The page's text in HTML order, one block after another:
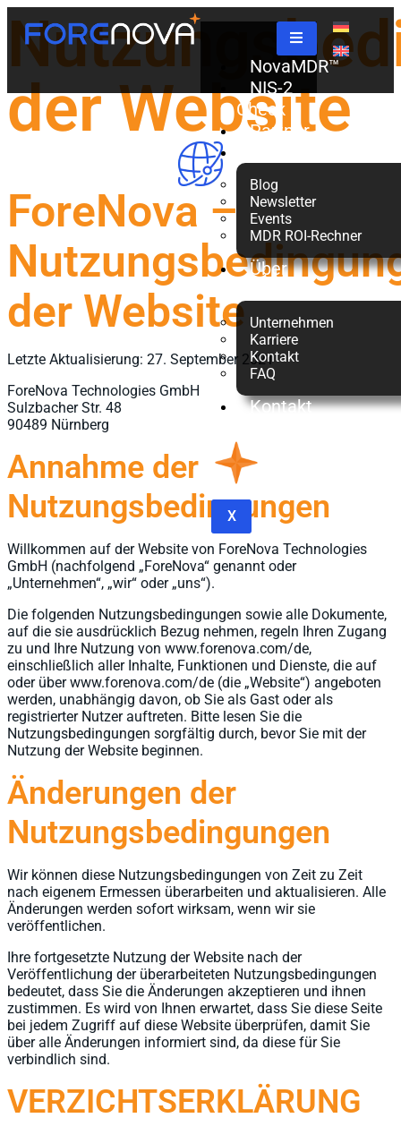
NovaMDR™
NIS-2
Check
Partner
Blog
Newsletter
Events
MDR ROI-Rechner
Über
Unternehmen
Karriere
Kontakt
FAQ
Kontakt
X
der Website
ForeNova –
der Website
Letzte Aktualisierung: 27. September 2021
ForeNova Technologies GmbH
Sulzbacher Str. 48
90489 Nürnberg
Annahme der
Nutzungsbedingungen
Willkommen auf der Website von ForeNova Technologies
GmbH (nachfolgend „ForeNova“ genannt oder
„Unternehmen“, „wir“ oder „uns“).
Die folgenden Nutzungsbedingungen sowie alle Dokumente,
auf die sie ausdrücklich Bezug nehmen, regeln Ihren Zugang
zu und Ihre Nutzung von www.forenova.com/de,
einschließlich aller Inhalte, Funktionen und Dienste, die auf
oder über www.forenova.com/de (die „Website“) angeboten
werden, unabhängig davon, ob Sie als Gast oder als
registrierter Nutzer auftreten. Bitte lesen Sie die
Nutzungsbedingungen sorgfältig durch, bevor Sie mit der
Nutzung der Website beginnen.
Änderungen der
Nutzungsbedingungen
Wir können diese Nutzungsbedingungen von Zeit zu Zeit
nach eigenem Ermessen überarbeiten und aktualisieren. Alle
Änderungen werden sofort wirksam, wenn wir sie
veröffentlichen.
Ihre fortgesetzte Nutzung der Website nach der
Veröffentlichung der überarbeiteten Nutzungsbedingungen
bedeutet, dass Sie die Änderungen akzeptieren und ihnen
zustimmen. Es wird von Ihnen erwartet, dass Sie diese Seite
bei jedem Zugriff auf diese Website überprüfen, damit Sie
über alle Änderungen informiert sind, da diese für Sie
verbindlich sind.
VERZICHTSERKLÄRUNG